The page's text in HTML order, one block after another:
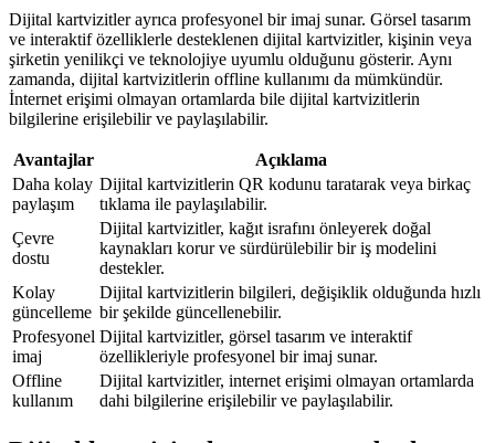
Dijital kartvizitler ayrıca profesyonel bir imaj sunar. Görsel tasarım
ve interaktif özelliklerle desteklenen dijital kartvizitler, kişinin veya
şirketin yenilikçi ve teknolojiye uyumlu olduğunu gösterir. Aynı
zamanda, dijital kartvizitlerin offline kullanımı da mümkündür.
İnternet erişimi olmayan ortamlarda bile dijital kartvizitlerin
bilgilerine erişilebilir ve paylaşılabilir.
Avantajlar
Açıklama
Daha kolay
paylaşım
Dijital kartvizitlerin QR kodunu taratarak veya birkaç
tıklama ile paylaşılabilir.
Çevre
dostu
Dijital kartvizitler, kağıt israfını önleyerek doğal
kaynakları korur ve sürdürülebilir bir iş modelini
destekler.
Kolay
güncelleme
Dijital kartvizitlerin bilgileri, değişiklik olduğunda hızlı
bir şekilde güncellenebilir.
Profesyonel
imaj
Dijital kartvizitler, görsel tasarım ve interaktif
özellikleriyle profesyonel bir imaj sunar.
Offline
kullanım
Dijital kartvizitler, internet erişimi olmayan ortamlarda
dahi bilgilerine erişilebilir ve paylaşılabilir.